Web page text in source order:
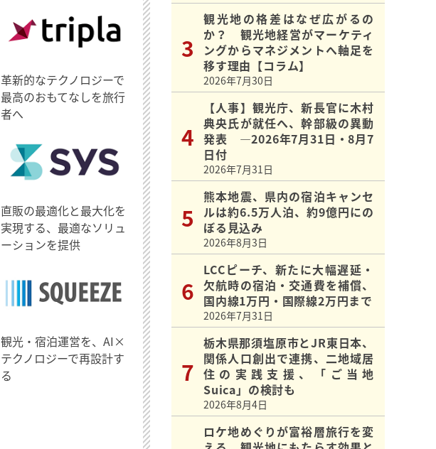
革新的なテクノロジーで
最高のおもてなしを旅行
者へ
直販の最適化と最大化を
実現する、最適なソリュ
ーションを提供
観光・宿泊運営を、AI×
テクノロジーで再設計す
る
観光地の格差はなぜ広がるの
か？ 観光地経営がマーケティ
ングからマネジメントへ軸足を
移す理由【コラム】
2026年7月30日
【人事】観光庁、新長官に木村
典央氏が就任へ、幹部級の異動
発表 ―2026年7月31日・8月7
日付
2026年7月31日
熊本地震、県内の宿泊キャンセ
ルは約6.5万人泊、約9億円にの
ぼる見込み
2026年8月3日
LCCピーチ、新たに大幅遅延・
欠航時の宿泊・交通費を補償、
国内線1万円・国際線2万円まで
2026年7月31日
栃木県那須塩原市とJR東日本、
関係人口創出で連携、二地域居
住の実践支援、「ご当地
Suica」の検討も
2026年8月4日
ロケ地めぐりが富裕層旅行を変